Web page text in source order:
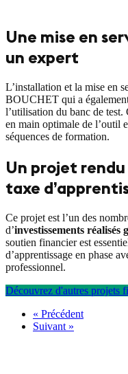
Une mise en
un expert
L’installation et la mise en
BOUCHET qui a
l’utilisation du banc de test.
en main optimale de l’outil
séquences de formation.
Un projet
taxe
Ce projet est l’un des
d’investissements réalisés
soutien financier est
d’apprentissage en phase
professionnel.
Découvrez d'autres projets
« Précédent
Suivant »